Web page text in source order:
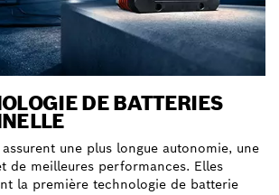
DE BATTERIES
une plus longue autonomie, une
de meilleures performances. Elles
la première technologie de batterie